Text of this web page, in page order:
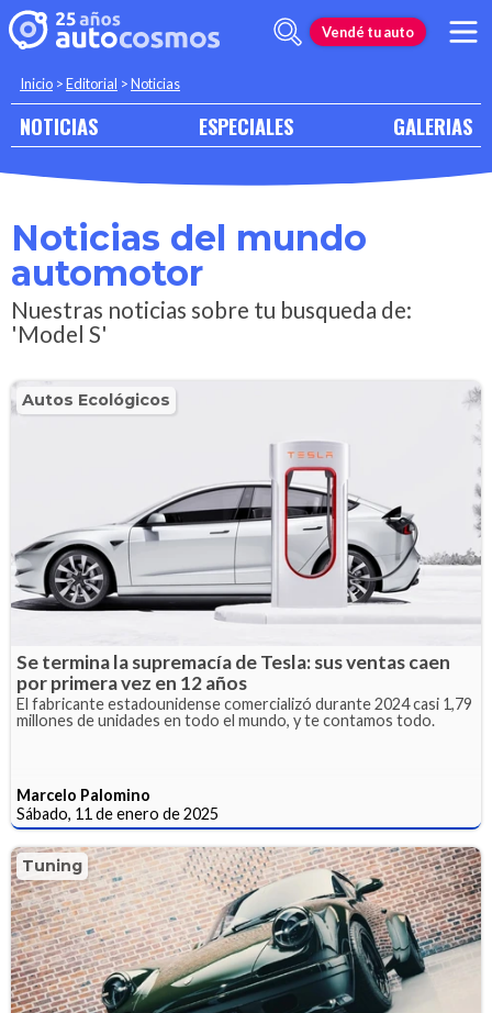
Vendé tu auto
Inicio >Editorial >Noticias
NOTICIAS ESPECIALES GALERIAS
Noticias del mundo
automotor
Nuestras noticias sobre tu busqueda de:
'Model S'
Autos Ecológicos
Se termina la supremacía de Tesla: sus ventas caen
por primera vez en 12 años
El fabricante estadounidense comercializó durante 2024 casi 1,79
millones de unidades en todo el mundo, y te contamos todo.
Marcelo Palomino
Sábado, 11 de enero de 2025
Tuning